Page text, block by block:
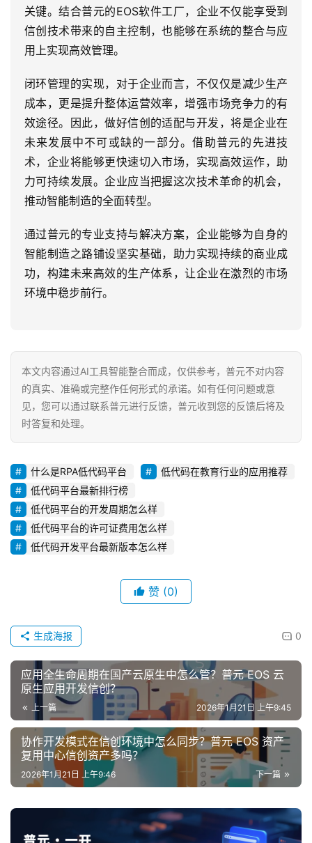
关键。结合普元的EOS软件工厂，企业不仅能享受到
信创技术带来的自主控制，也能够在系统的整合与应
用上实现高效管理。
闭环管理的实现，对于企业而言，不仅仅是减少生产
成本，更是提升整体运营效率，增强市场竞争力的有
效途径。因此，做好信创的适配与开发，将是企业在
未来发展中不可或缺的一部分。借助普元的先进技
术，企业将能够更快速切入市场，实现高效运作，助
力可持续发展。企业应当把握这次技术革命的机会，
推动智能制造的全面转型。
通过普元的专业支持与解决方案，企业能够为自身的
智能制造之路铺设坚实基础，助力实现持续的商业成
功，构建未来高效的生产体系，让企业在激烈的市场
环境中稳步前行。
本文内容通过AI工具智能整合而成，仅供参考，普元不对内容
的真实、准确或完整作任何形式的承诺。如有任何问题或意
见，您可以通过联系普元进行反馈，普元收到您的反馈后将及
时答复和处理。
什么是RPA低代码平台
低代码在教育行业的应用推荐
低代码平台最新排行榜
低代码平台的开发周期怎么样
低代码平台的许可证费用怎么样
低代码开发平台最新版本怎么样
赞 (0)
0
生成海报
应用全生命周期在国产云原生中怎么管？普元 EOS 云
原生应用开发信创？
上一篇 2026年1月21日 上午9:45
协作开发模式在信创环境中怎么同步？普元 EOS 资产
复用中心信创资产多吗？
下一篇
2026年1月21日 上午9:46